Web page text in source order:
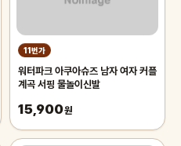
11번가
워터파크 아쿠아슈즈 남자 여자 커플
계곡 서핑 물놀이신발
15,900원